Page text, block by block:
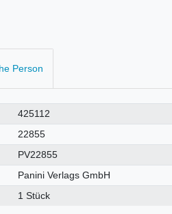
Person
425112
22855
PV22855
Panini Verlags GmbH
1 Stück